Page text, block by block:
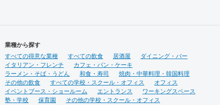
業種から探す
すべての得意な業種
すべての飲食 居酒屋
ダイニング・バー
イタリアン・フレンチ
カフェ・パン・ケーキ
ラーメン・そば・うどん
和食・寿司
焼肉・中華料理・韓国料理
その他の飲食
すべての学校・スクール・オフィス
オフィス
イベントブース・ショールーム
エントランス
ワーキングスペース
塾・学校
保育園
その他の学校・スクール・オフィス